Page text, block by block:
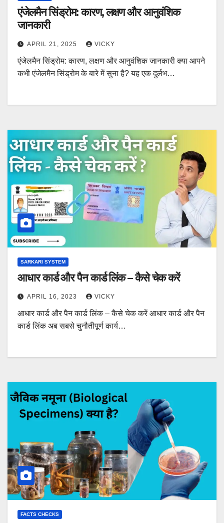
एंजेलमैन सिंड्रोम: कारण, लक्षण और आनुवंशिक
जानकारी
APRIL 21, 2025 VICKY
एंजेलमैन सिंड्रोम: कारण, लक्षण और आनुवंशिक जानकारी क्या आपने
कभी एंजेलमैन सिंड्रोम के बारे में सुना है? यह एक दुर्लभ…
SARKARI SYSTEM
आधार कार्ड और पैन कार्ड लिंक – कैसे चेक करें
APRIL 16, 2023 VICKY
आधार कार्ड और पैन कार्ड लिंक – कैसे चेक करें आधार कार्ड और पैन
कार्ड लिंक अब सबसे चुनौतीपूर्ण कार्य…
FACTS CHECKS